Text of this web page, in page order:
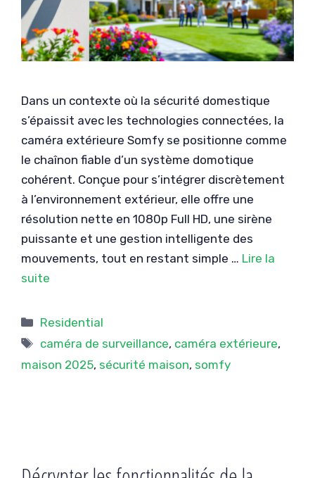
Dans un contexte où la sécurité domestique
s’épaissit avec les technologies connectées, la
caméra extérieure Somfy se positionne comme
le chaînon fiable d’un système domotique
cohérent. Conçue pour s’intégrer discrètement
à l’environnement extérieur, elle offre une
résolution nette en 1080p Full HD, une sirène
puissante et une gestion intelligente des
mouvements, tout en restant simple … Lire la
suite
Catégories
Residential
Étiquettes
caméra de surveillance, caméra extérieure,
maison 2025, sécurité maison, somfy